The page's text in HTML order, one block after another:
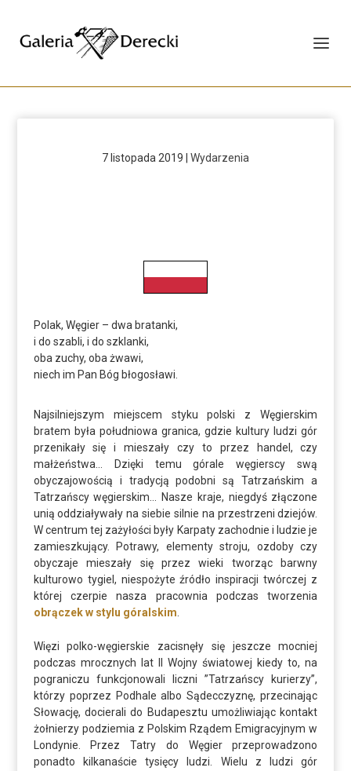
7 listopada 2019 Wydarzenia
Polak, Węgier – dwa bratanki,
i do szabli, i do szklanki,
oba zuchy, oba żwawi,
niech im Pan Bóg błogosławi.
Najsilniejszym miejscem styku polski z Węgierskim
bratem była południowa granica, gdzie kultury ludzi gór
przenikały się i mieszały czy to przez handel, czy
małżeństwa… Dzięki temu górale węgierscy swą
obyczajowością i tradycją podobni są Tatrzańskim a
Tatrzańscy węgierskim… Nasze kraje, niegdyś złączone
unią oddziaływały na siebie silnie na przestrzeni dziejów.
W centrum tej zażyłości były Karpaty zachodnie i ludzie je
zamieszkujący. Potrawy, elementy stroju, ozdoby czy
obyczaje mieszały się przez wieki tworząc barwny
kulturowo tygiel, niespożyte źródło inspiracji twórczej z
której czerpie nasza pracownia podczas tworzenia
obrączek w stylu góralskim
Więzi polko-węgierskie zacisnęły się jeszcze mocniej
podczas mrocznych lat II Wojny światowej kiedy to, na
pograniczu funkcjonowali liczni ”Tatrzańscy kurierzy”,
którzy poprzez Podhale albo Sądecczyznę, przecinając
Słowację, docierali do Budapesztu umożliwiając kontakt
żołnierzy podziemia z Polskim Rządem Emigracyjnym w
Londynie. Przez Tatry do Węgier przeprowadzono
ponadto kilkanaście tysięcy ludzi. Wielu z ludzi gór